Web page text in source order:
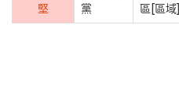
堅
黨
區[區域]